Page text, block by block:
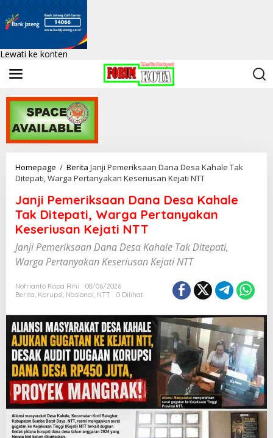
Lewati ke konten
Homepage / Berita Janji Pemeriksaan Dana Desa Kahale Tak
Ditepati, Warga Pertanyakan Keseriusan Kejati NTT
Janji Pemeriksaan Dana Desa Kahale
Tak Ditepati, Warga Pertanyakan
Keseriusan Kejati NTT
Janji Pemeriksaan Dana Desa Kahale Tak Ditepati,
Warga Pertanyakan Keseriusan Kejati NTT
Nofrianto Kopa Rihi
08/06/2026
Berita, Korupsi, Nasional, NTT 0 Dilihat